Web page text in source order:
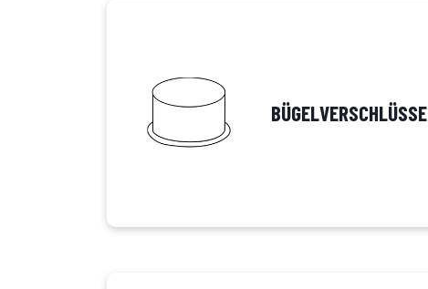
BÜGELVERSCHLÜSSE